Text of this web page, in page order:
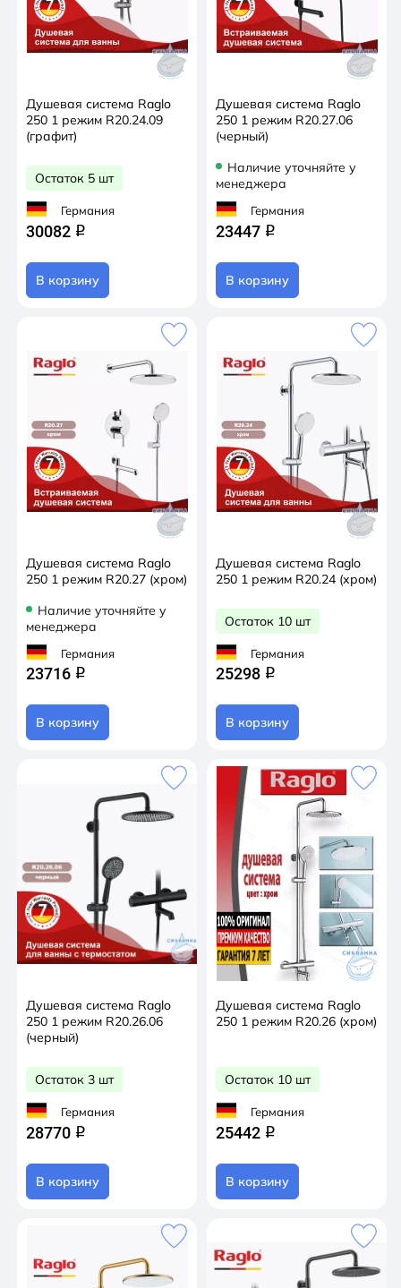
Душевая система Raglo
250 1 режим R20.24.09
(графит)
Остаток 5 шт
Германия
30082 q
В корзину
Душевая система Raglo
250 1 режим R20.27.06
(черный)
Наличие уточняйте у
менеджера
Германия
23447 q
В корзину
Душевая система Raglo
250 1 режим R20.27 (хром)
Наличие уточняйте у
менеджера
Германия
23716 q
В корзину
Душевая система Raglo
250 1 режим R20.24 (хром)
Остаток 10 шт
Германия
25298 q
В корзину
Душевая система Raglo
250 1 режим R20.26.06
(черный)
Остаток 3 шт
Германия
28770 q
В корзину
Душевая система Raglo
250 1 режим R20.26 (хром)
Остаток 10 шт
Германия
25442 q
В корзину